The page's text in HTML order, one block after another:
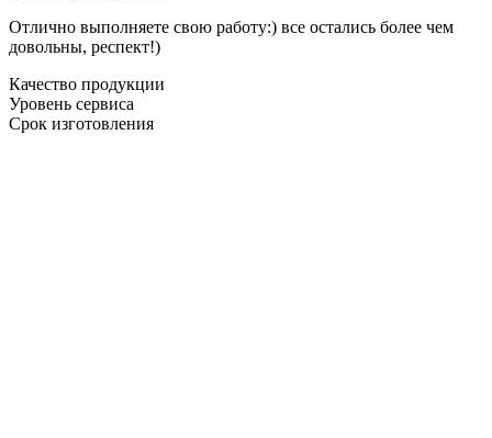
Отлично выполняете свою работу:) все остались более чем
довольны, респект!)
Качество продукции
Уровень сервиса
Срок изготовления